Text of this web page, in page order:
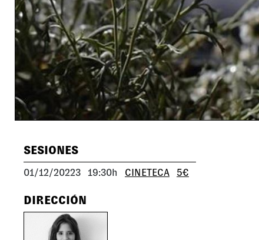
SESIONES
01/12/20223 19:30h CINETECA 5€
DIRECCIÓN